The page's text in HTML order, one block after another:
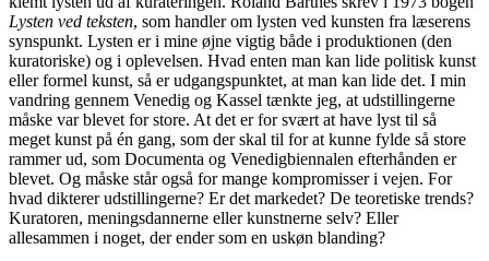
Lysten ved teksten, som handler om lysten ved kunsten fra læserens
synspunkt. Lysten er i mine øjne vigtig både i produktionen (den
kuratoriske) og i oplevelsen. Hvad enten man kan lide politisk kunst
eller formel kunst, så er udgangspunktet, at man kan lide det. I min
vandring gennem Venedig og Kassel tænkte jeg, at udstillingerne
måske var blevet for store. At det er for svært at have lyst til så
meget kunst på én gang, som der skal til for at kunne fylde så store
rammer ud, som Documenta og Venedigbiennalen efterhånden er
blevet. Og måske står også for mange kompromisser i vejen. For
hvad dikterer udstillingerne? Er det markedet? De teoretiske trends?
Kuratoren, meningsdannerne eller kunstnerne selv? Eller
allesammen i noget, der ender som en uskøn blanding?